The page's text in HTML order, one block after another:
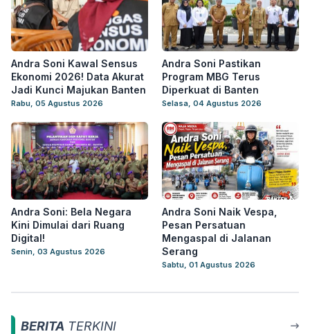
Andra Soni Kawal Sensus
Ekonomi 2026! Data Akurat
Jadi Kunci Majukan Banten
Rabu, 05 Agustus 2026
Andra Soni Pastikan
Program MBG Terus
Diperkuat di Banten
Selasa, 04 Agustus 2026
Andra Soni: Bela Negara
Kini Dimulai dari Ruang
Digital!
Senin, 03 Agustus 2026
Andra Soni Naik Vespa,
Pesan Persatuan
Mengaspal di Jalanan
Serang
Sabtu, 01 Agustus 2026
BERITA TERKINI